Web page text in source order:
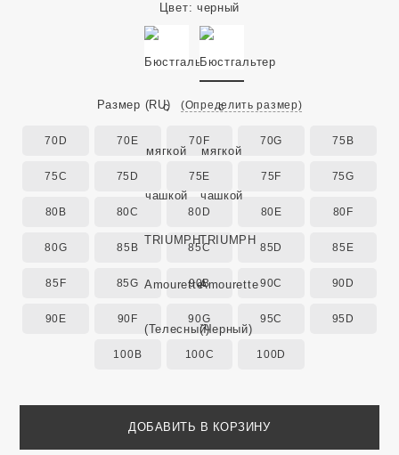
Цвет: черный
Размер (RU) (Определить размер)
70D 70E 70F 70G 75B
75C 75D 75E 75F 75G
80B 80C 80D 80E 80F
80G 85B 85C 85D 85E
85F 85G 90B 90C 90D
90E 90F 90G 95C 95D
100B 100C 100D
ДОБАВИТЬ В КОРЗИНУ